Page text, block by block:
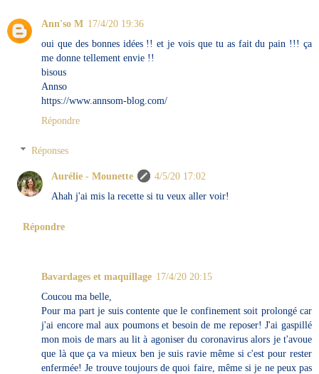
Ann'so M 17/4/20 19:36
oui que des bonnes idées !! et je vois que tu as fait du pain !!! ça
me donne tellement envie !!
bisous
Annso
https://www.annsom-blog.com/
Répondre
Réponses
Aurélie - Mounette
4/5/20 17:02
Ahah j'ai mis la recette si tu veux aller voir!
Répondre
Bavardages et maquillage 17/4/20 20:15
Coucou ma belle,
Pour ma part je suis contente que le confinement soit prolongé car
j'ai encore mal aux poumons et besoin de me reposer! J'ai gaspillé
mon mois de mars au lit à agoniser du coronavirus alors je t'avoue
que là que ça va mieux ben je suis ravie même si c'est pour rester
enfermée! Je trouve toujours de quoi faire, même si je ne peux pas